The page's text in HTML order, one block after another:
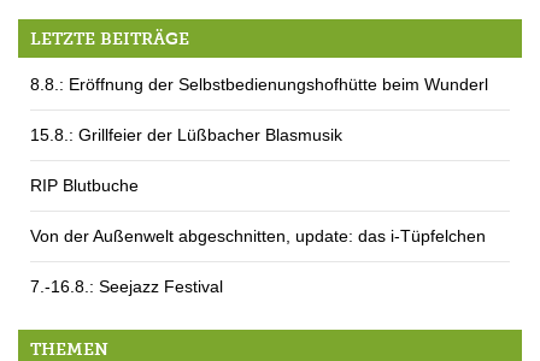
LETZTE BEITRÄGE
8.8.: Eröffnung der Selbstbedienungshofhütte beim Wunderl
15.8.: Grillfeier der Lüßbacher Blasmusik
RIP Blutbuche
Von der Außenwelt abgeschnitten, update: das i-Tüpfelchen
7.-16.8.: Seejazz Festival
THEMEN